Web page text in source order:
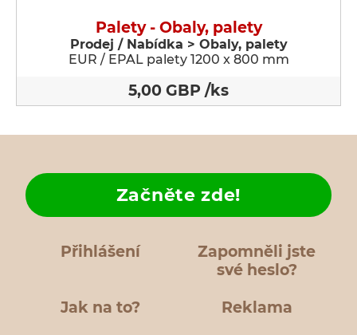
Palety - Obaly, palety
Prodej / Nabídka > Obaly, palety
EUR / EPAL palety 1200 x 800 mm
5,00 GBP /ks
Přihlášení
Zapomněli jste
své heslo?
Jak na to?
Začněte zde!
Reklama